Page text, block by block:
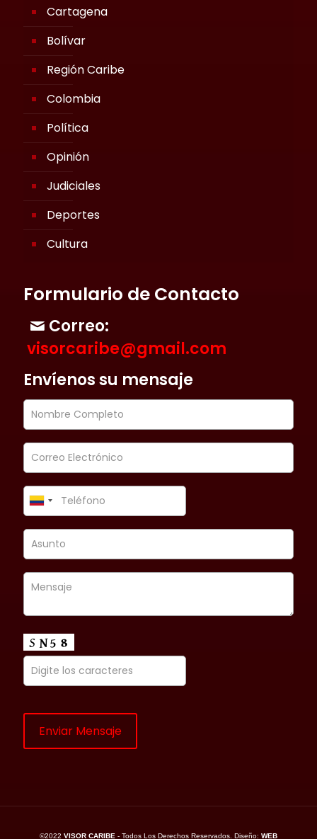
Cartagena
Bolívar
Región Caribe
Colombia
Política
Opinión
Judiciales
Deportes
Cultura
Formulario de Contacto
Correo:
visorcaribe@gmail.com
Envíenos su mensaje
©2022 VISOR CARIBE - Todos Los Derechos Reservados. Diseño: WEB